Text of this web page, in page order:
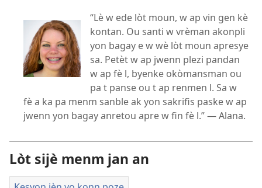
“Lè w ede lòt moun, w ap vin gen kè
kontan. Ou santi w vrèman akonpli
yon bagay e w wè lòt moun apresye
sa. Petèt w ap jwenn plezi pandan
w ap fè l, byenke okòmansman ou
pa t panse ou t ap renmen l. Sa w
fè a ka pa menm sanble ak yon sakrifis paske w ap
jwenn yon bagay anretou apre w fin fè l.” — Alana.
Lòt sijè menm jan an